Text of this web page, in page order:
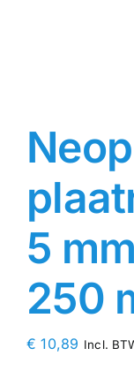
Winkelmand
5
250
€ 10,89 Incl.